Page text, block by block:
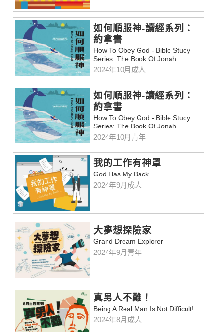
如何順服神-讀經系列：
約拿書
How To Obey God - Bible Study
Series: The Book Of Jonah
2024年10月成人
如何順服神-讀經系列：
約拿書
How To Obey God - Bible Study
Series: The Book Of Jonah
2024年10月青年
我的工作有神罩
God Has My Back
2024年9月成人
大夢想探險家
Grand Dream Explorer
2024年9月青年
真男人不難！
Being A Real Man Is Not Difficult!
2024年8月成人